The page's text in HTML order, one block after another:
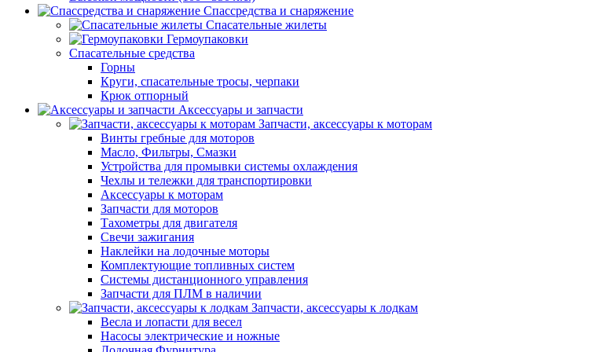
Спассредства и снаряжение
Спасательные жилеты
Гермоупаковки
Спасательные средства
Горны
Круги, спасательные тросы, черпаки
Крюк отпорный
Аксессуары и запчасти
Запчасти, аксессуары к моторам
Винты гребные для моторов
Масло, Фильтры, Смазки
Устройства для промывки системы охлаждения
Чехлы и тележки для транспортировки
Аксессуары к моторам
Запчасти для моторов
Тахометры для двигателя
Свечи зажигания
Наклейки на лодочные моторы
Комплектующие топливных систем
Системы дистанционного управления
Запчасти для ПЛМ в наличии
Запчасти, аксессуары к лодкам
Весла и лопасти для весел
Насосы электрические и ножные